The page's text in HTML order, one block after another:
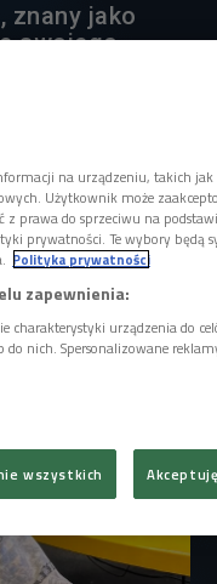
znany jako
swojego
między innymi
i
na urządzeniu, takich
Użytkownik może
prawa do sprzeciwu na
prywatności. Te wybory będą
Polityka prywatności
zapewnienia:
charakterystyki urządzenia do
nich. Spersonalizowane
wszystkich